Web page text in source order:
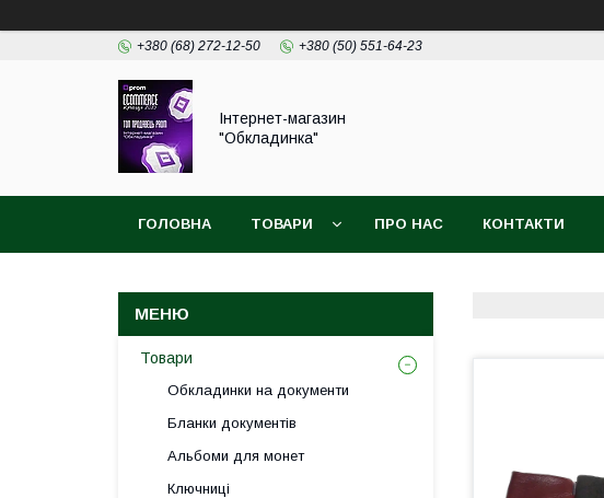
+380 (68) 272-12-50 +380 (50) 551-64-23
Інтернет-магазин
"Обкладинка"
ГОЛОВНА ТОВАРИ ПРО НАС КОНТАКТИ
Товари
Обкладинки на документи
Бланки документів
Альбоми для монет
Ключниці